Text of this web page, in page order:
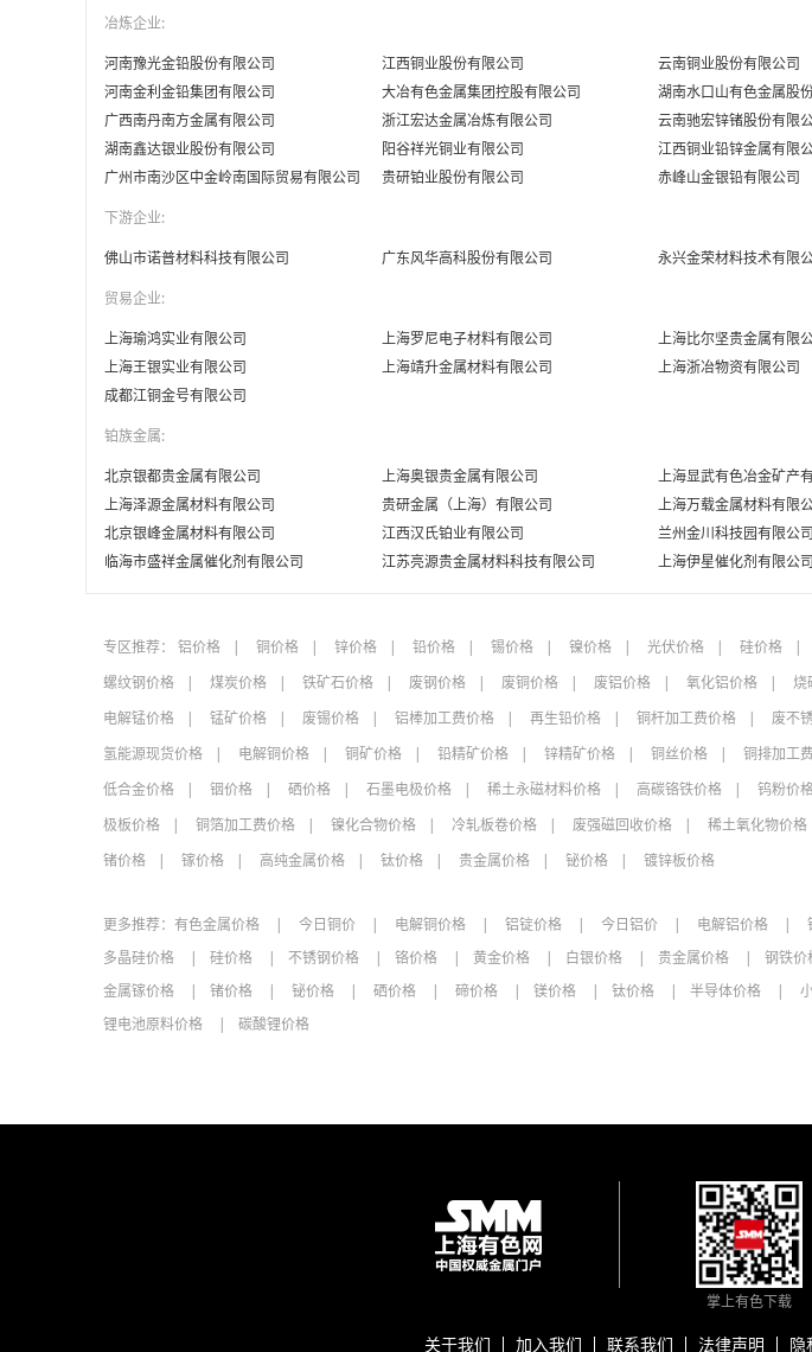
三苯基膦氯化铑
冶炼企业:
河南豫光金铅股份有限公司
江西铜业股份有限公司 云南铜业股份有限公司
河南金利金铅集团有限公司
大冶有色金属集团控股有限公司 湖南水口山有色金属股
广西南丹南方金属有限公司
浙江宏达金属冶炼有限公司 云南驰宏锌锗股份有限
湖南鑫达银业股份有限公司
阳谷祥光铜业有限公司 江西铜业铅锌金属有限
广州市南沙区中金岭南国际贸易有限公司
贵研铂业股份有限公司 赤峰山金银铅有限公司
下游企业:
佛山市诺普材料科技有限公司
广东风华高科股份有限公司 永兴金荣材料技术有限
贸易企业:
上海瑜鸿实业有限公司
上海罗尼电子材料有限公司 上海比尔坚贵金属有限
上海王银实业有限公司
上海靖升金属材料有限公司 上海浙冶物资有限公司
成都江铜金号有限公司
铂族金属:
北京银都贵金属有限公司
上海奥银贵金属有限公司 上海显武有色冶金矿产
上海泽源金属材料有限公司
贵研金属（上海）有限公司 上海万载金属材料有限
北京银峰金属材料有限公司
江西汉氏铂业有限公司 兰州金川科技园有限公司
临海市盛祥金属催化剂有限公司
江苏亮源贵金属材料科技有限公司 上海伊星催化剂有限公司
专区推荐： 铝价格 铜价格 锌价格 铅价格 锡价格 镍价格 光伏价格 硅价格
螺纹钢价格
煤炭价格 铁矿石价格 废钢价格 废铜价格 废铝价格 氧化铝价格 烧
电解锰价格
锰矿价格 废锡价格 铝棒加工费价格 再生铅价格 铜杆加工费价格 废不
氢能源现货价格
电解铜价格 铜矿价格 铅精矿价格 锌精矿价格 铜丝价格 铜排加工
低合金价格
铟价格 硒价格 石墨电极价格 稀土永磁材料价格 高碳铬铁价格 钨粉价
极板价格
铜箔加工费价格 镍化合物价格 冷轧板卷价格 废强磁回收价格 稀土氧化物价格
锗价格
镓价格 高纯金属价格 钛价格 贵金属价格 铋价格 镀锌板价格
更多推荐： 有色金属价格 今日铜价 电解铜价格 铝锭价格 今日铝价 电解铝价格
多晶硅价格
硅价格 不锈钢价格 铬价格 黄金价格 白银价格 贵金属价格 钢铁价
金属镓价格
锗价格 铋价格 硒价格 碲价格 镁价格 钛价格 半导体价格
锂电池原料价格
碳酸锂价格
掌上有色下载
关于我们 加入我们 联系我们 法律声明 隐